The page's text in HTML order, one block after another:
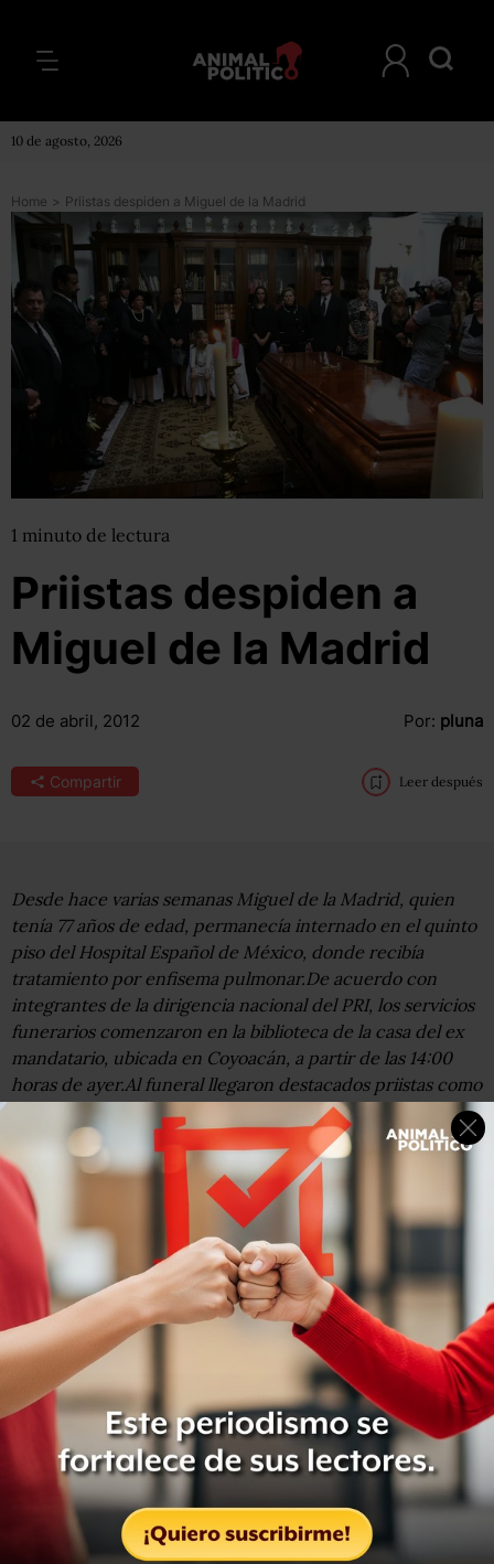
10 de agosto, 2026
Home > Priistas despiden a Miguel de la Madrid
1 minuto de lectura
Priistas despiden a
Miguel de la Madrid
02 de abril, 2012 Por: pluna
Compartir Leer después
Desde hace varias semanas Miguel de la Madrid, quien
tenía 77 años de edad, permanecía internado en el quinto
piso del Hospital Español de México, donde recibía
tratamiento por enfisema pulmonar.De acuerdo con
integrantes de la dirigencia nacional del PRI, los servicios
funerarios comenzaron en la biblioteca de la casa del ex
mandatario, ubicada en Coyoacán, a partir de las 14:00
horas de ayer.Al funeral llegaron destacados priistas como
Emilio Gamboa Patrón y Pedro Joaquín Codwell, así como
la Cristina Díaz, secretaria General del tricolor.Destacó la
presencia del también ex presidente Carlos Salinas de
Gortari, con quién hace algunos meses Miguel de la
Madrid tuvo un desencuentro por algunas declaraciones
en una entrevista radiofónica donde se habló de
corrupción por parte de los Salinas.Al funeral también
acudieron el senador priista Manlio Fabio Beltrones, el
secretario de Hacienda José Antonio Meade, así como el
antecesor de éste, el panista Ernesto Cordero.La familia
del ex presidente De la Madrid, integrada por sus hijos
Margarita Guadalupe, Miguel, Enrique, Federico, y
Gerardo, así como de su viuda Paloma Cordero Tapia,
hicieron una guardia de honor.
Este domingo falleció a los 77 años de edad el ex
presidente de México Miguel de la Madrid y sus restos